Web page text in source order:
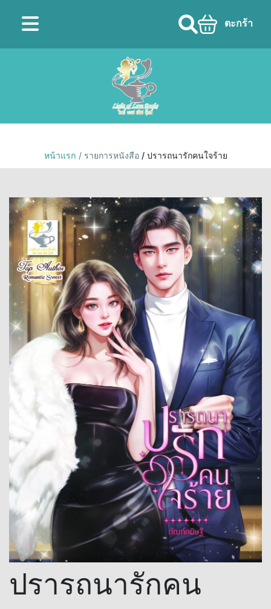
ตะกร้า
หน้าแรก / รายการหนังสือ / ปรารถนารักคนใจร้าย
ปรารถนารักคน